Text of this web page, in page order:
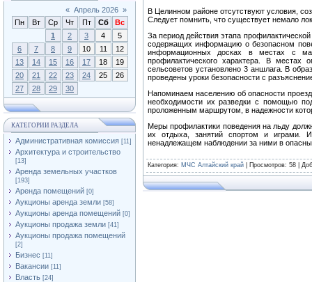
« Апрель 2026 »
Пн
Вт Ср Чт Пт Сб
Вс
1
2 3 4
5
6
7 8 9 10 11
12
13
14 15 16 17 18
19
20
21 22 23 24 25
26
27
28 29 30
КАТЕГОРИИ РАЗДЕЛА
Административная комиссия [11]
Архитектура и строительство
[13]
Аренда земельных участков
[193]
Аренда помещений [0]
Аукционы аренда земли [58]
Аукционы аренда помещений [0]
Аукционы продажа земли [41]
Аукционы продажа помещений
[2]
Бизнес [11]
Вакансии [11]
Власть [24]
В Целинном районе отсутствуют условия,
Следует помнить, что существует немало
За период действия этапа
содержащих информацию о безопасном
информационных досках в местах с
профилактического характера. В
сельсоветов установлено 3 аншлага. В
проведены уроки безопасности с
Напоминаем населению об опасности
необходимости их разведки с помощью
проложенным маршрутом, в надежности
Меры профилактики поведения на льду
их отдыха, занятий спортом и играми.
ненадлежащем наблюдении за ними в
Категория: МЧС Алтайский край Просмотров: 58 |